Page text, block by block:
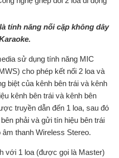
là tính năng nối cặp không dây
sử dụng tính năng MIC
cho phép kết nối 2 loa và
biệt của kênh bên trái và kênh
kênh bên trái và kênh bên
truyền dẫn đến 1 loa, sau đó
phải và gửi tín hiệu bên trái
thanh Wireless Stereo.
với 1 loa (được gọi là Master)